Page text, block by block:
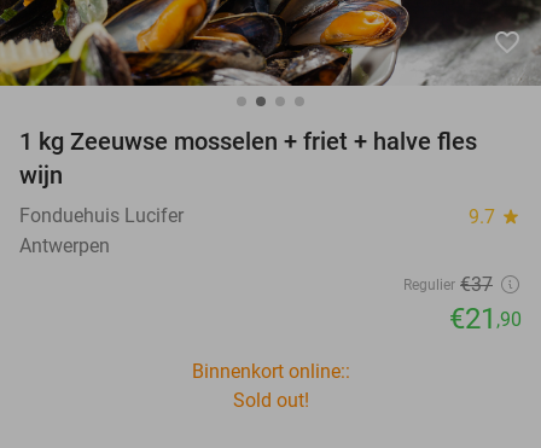
favorite_border
1 kg Zeeuwse mosselen + friet + halve fles
wijn
Fonduehuis Lucifer 9.7 star
Antwerpen
Regulier €37
€21 ,90
Binnenkort online::
Sold out!